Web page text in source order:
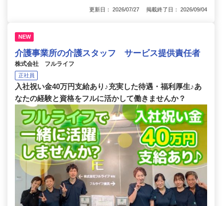
更新日： 2026/07/27 掲載終了日： 2026/09/04
NEW
介護事業所の介護スタッフ サービス提供責任者
株式会社 フルライフ
正社員
入社祝い金40万円支給あり♪充実した待遇・福利厚生♪あ
なたの経験と資格をフルに活かして働きませんか？